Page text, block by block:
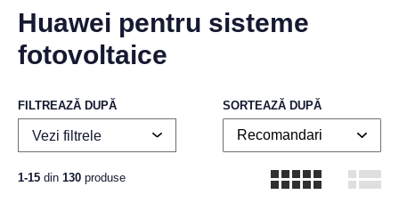
Huawei pentru sisteme
fotovoltaice
FILTREAZĂ DUPĂ
Vezi filtrele
1-15 din 130 produse
SORTEAZĂ DUPĂ